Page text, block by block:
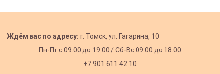
Ждём вас по адресу: г. Томск, ул. Гагарина, 10
Пн-Пт с09:00 до 19:00 /Сб-Вс 09:00 до 18:00
+7 901 611 42 10